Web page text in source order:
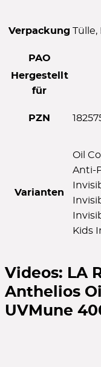
Verpackung Tülle,
PAO
Hergestellt
für
PZN
Varianten
Oil
Anti-
Kids
Videos: LA
Anthelios
UVMune